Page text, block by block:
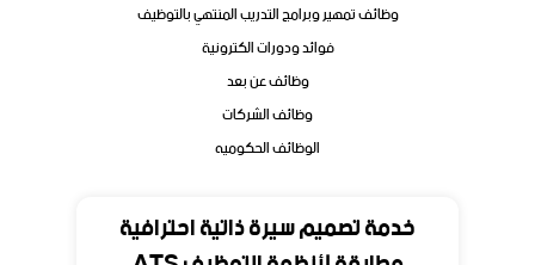
خدمة تصميم سيرة ذاتية احترافية
وظائف تمهير وبرامج التدريب المنتهي بالتوظيف
فوائد ودورات الكترونية
وظائف عن بعد
وظائف الشركات
الوظائف الحكوميه